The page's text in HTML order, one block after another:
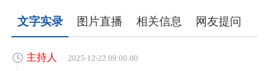
文字实录 图片直播 相关信息 网友提问
主持人 2025-12-22 09:00:00